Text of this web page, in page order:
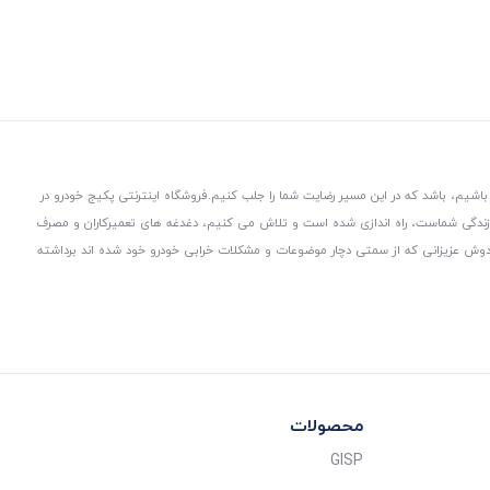
باشد که در این مسیر رضایت شما را جلب کنیم.فروشگاه اینترنتی پکیج خودرو در
شماست، راه اندازی شده است و تلاش می کنیم، دغدغه های تعمیرکاران و مصرف
دوش عزیزانی که از سمتی دچار موضوعات و مشکلات خرابی خودرو خود شده اند برداشته
محصولات
GISP